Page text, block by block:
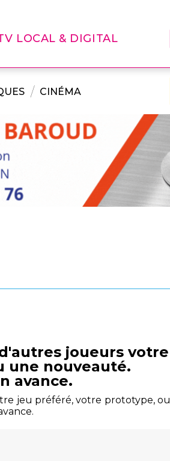
LOCAL & DIGITAL
CINÉMA
joueurs votre
une nouveauté.
avance.
jeu préféré, votre prototype, ou